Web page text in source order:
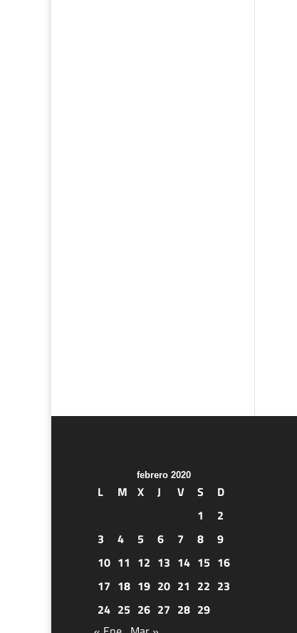
febrero 2020
L M X J V S
D
1
2
3
4 5 6 7 8
9
10 11 12 13 14 15 16
17 18 19 20 21 22 23
24 25 26 27 28 29